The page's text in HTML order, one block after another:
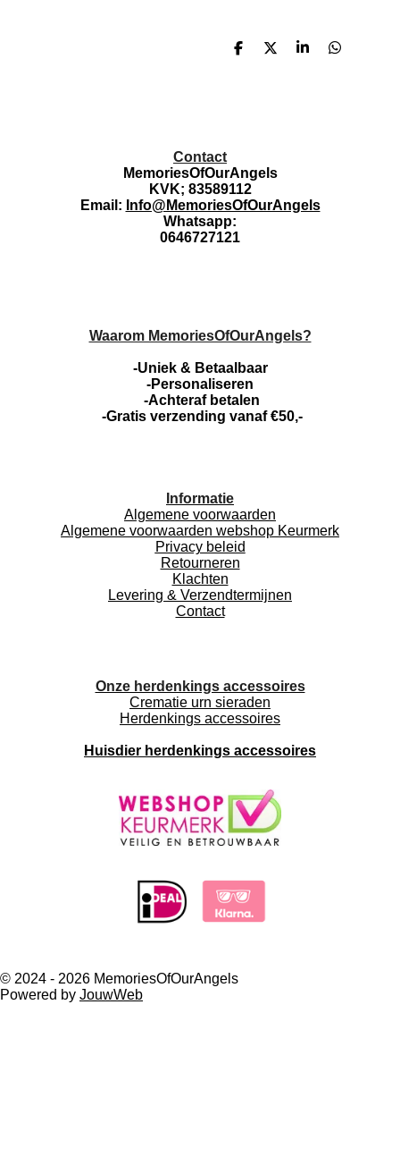
D
D
S
D
Contact
MemoriesOfOurAngels
KVK; 83589112
Email: Info@MemoriesOfOurAngels
Whatsapp:
0646727121
Waarom MemoriesOfOurAngels?
-Uniek & Betaalbaar
-Personaliseren
-Achteraf betalen
-Gratis verzending vanaf €50,-
Informatie
Algemene voorwaarden
Algemene voorwaarden webshop Keurmerk
Privacy beleid
Retourneren
Klachten
Levering & Verzendtermijnen
Contact
Onze herdenkings accessoires
Crematie urn sieraden
Herdenkings accessoires
Huisdier herdenkings accessoires
© 2024 - 2026 MemoriesOfOurAngels
Powered by JouwWeb